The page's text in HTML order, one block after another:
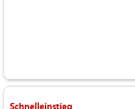
Schnelleinstieg